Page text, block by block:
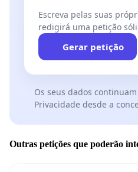
Escreva pelas suas
redigirá uma petição
Gerar petição
Os seus dados
Privacidade desde a
Outras petições que poderão